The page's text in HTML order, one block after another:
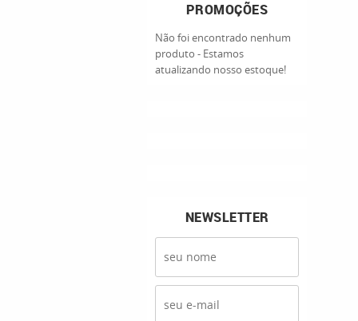
PROMOÇÕES
Não foi encontrado nenhum
produto - Estamos
atualizando nosso estoque!
NEWSLETTER